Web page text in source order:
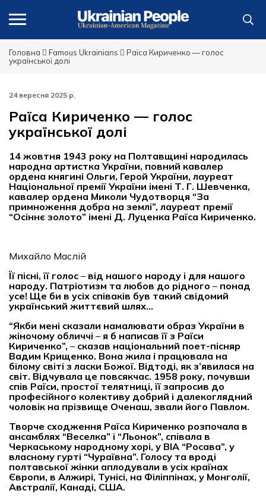
Головна Famous Ukrainians
Раїса Кириченко — голос
української долі
24 вересня 2025 р.
Раїса Кириченко — голос
української долі
14 жовтня 1943 року на Полтавщині народилась
народна артистка України, повний кавалер
ордена княгині Ольги, Герой України, лауреат
Національної премії України імені Т. Г. Шевченка,
кавалер ордена Миколи Чудотворця “За
примноження добра на землі”, лауреат премії
“Осіннє золото” імені Д. Луценка Раїса Кириченко.
Михайло Маслій
Її пісні, її голос – від нашого народу і для нашого
народу. Патріотизм та любов до рідного – понад
усе! Ще би в усіх співаків був такий свідомий
український життєвий шлях…
“Якби мені сказали намалювати образ України в
жіночому обличчі – я б написав її з Раїси
Кириченко”, – сказав національний поет-пісняр
Вадим Крищенко. Вона жила і працювала на
білому світі з ласки Божої. Відтоді, як з’явилася на
світ. Відчувала це повсякчас. 1958 року, почувши
спів Раїси, простої телятниці, її запросив до
професійного колективу добрий і далекоглядний
чоловік на прізвище Оченаш, звали його Павлом.
Творче сходження Раїса Кириченко розпочала в
ансамблях “Веселка” і “Льонок”, співала в
Черкаському народному хорі, у ВІА “Росава”, у
власному гурті “Чураївна”. Голосу та вроді
полтавської жінки аплодували в усіх країнах
Європи, в Алжирі, Тунісі, на Філіппінах, у Монголії,
Австралії, Канаді, США.